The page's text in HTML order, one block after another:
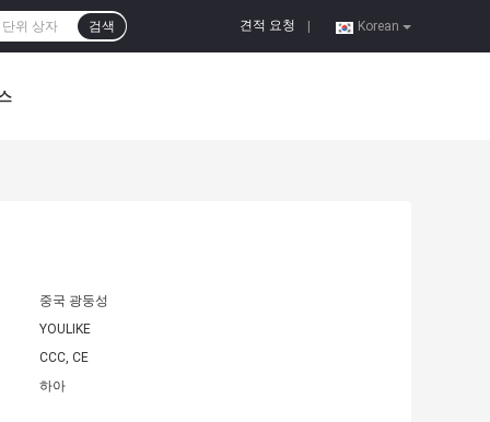
Korean
견적 요청
검색
중국 광둥성
YOULIKE
CCC, CE
하아